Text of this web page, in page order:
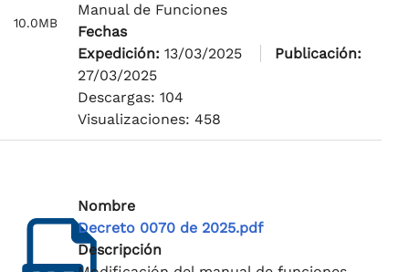
10.0MB
Manual de Funciones
Fechas
Expedición: 13/03/2025
Publicación:
27/03/2025
Descargas: 104
Visualizaciones: 458
Nombre
Decreto 0070 de 2025.pdf
Descripción